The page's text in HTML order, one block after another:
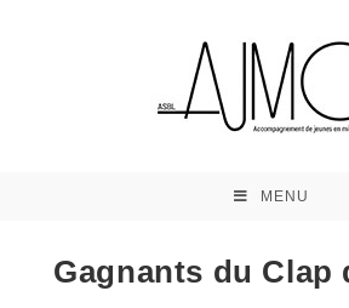
MENU
Gagnants du Clap